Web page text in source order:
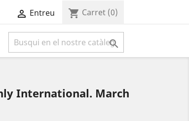
 Entreu shopping_cart Carret (0)

International. March